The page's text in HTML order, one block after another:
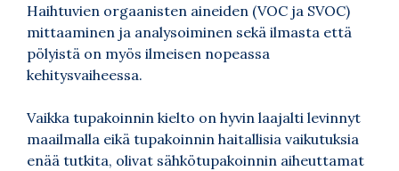
Haihtuvien orgaanisten aineiden (VOC ja SVOC)
mittaaminen ja analysoiminen sekä ilmasta että
pölyistä on myös ilmeisen nopeassa
kehitysvaiheessa.
Vaikka tupakoinnin kielto on hyvin laajalti levinnyt
maailmalla eikä tupakoinnin haitallisia vaikutuksia
enää tutkita, olivat sähkötupakoinnin aiheuttamat